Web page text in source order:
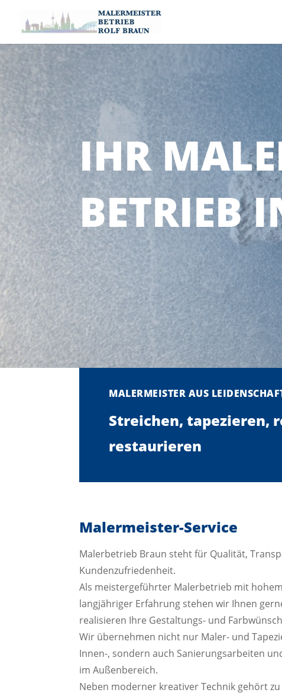
IHR
BETRIEB
MALERMEISTER AUS
Streichen, tapezieren,
restaurieren
Malermeister-Service
Malerbetrieb Braun steht für Qualität,
Kundenzufriedenheit.
Als meistergeführter Malerbetrieb mit
langjähriger Erfahrung stehen wir Ihnen
realisieren Ihre Gestaltungs- und
Wir übernehmen nicht nur Maler- und
Innen-, sondern auch Sanierungsarbeiten
im Außenbereich.
Neben moderner kreativer Technik gehört